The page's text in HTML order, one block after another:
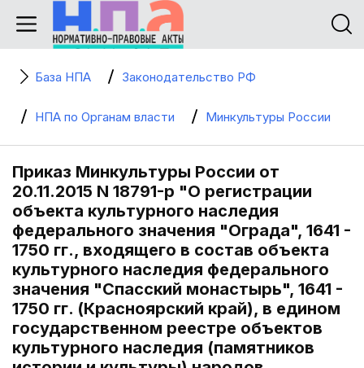
База НПА Законодательство РФ
НПА по Органам власти Минкультуры России
Приказ Минкультуры России от
20.11.2015 N 18791-р "О регистрации
объекта культурного наследия
федерального значения "Ограда", 1641 -
1750 гг., входящего в состав объекта
культурного наследия федерального
значения "Спасский монастырь", 1641 -
1750 гг. (Красноярский край), в едином
государственном реестре объектов
культурного наследия (памятников